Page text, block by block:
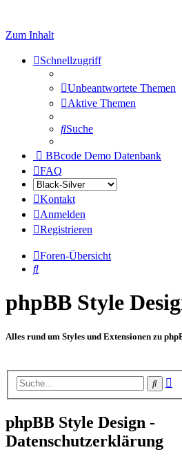
Zum Inhalt
Schnellzugriff
Unbeantwortete Themen
Aktive Themen
Suche
BBcode Demo Datenbank
FAQ
Kontakt
Anmelden
Registrieren
Foren-Übersicht
Suche
phpBB Style
Alles rund um Styles und Extensionen zu
Suche
phpBB Style Design -
Datenschutzerklärung